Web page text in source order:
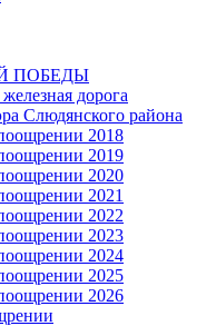
ПОБЕДЫ
дорога
Слюдянского района
2018
2019
2020
2021
2022
2023
2024
2025
2026